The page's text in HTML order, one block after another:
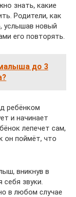
знать, какие
Родители, как
услышав новый
его повторять.
до 3
ребёнком
и начинает
лепечет сам,
он поймёт, что
вникнув в
звуки.
в любом случае